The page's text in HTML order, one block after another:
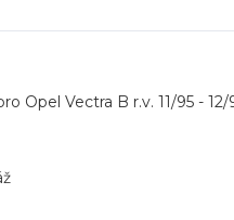
Opel Vectra B r.v. 11/95 -